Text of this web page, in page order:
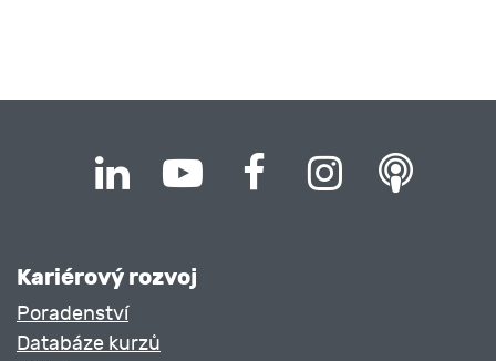
Kariérový rozvoj
Poradenství
Databáze kurzů